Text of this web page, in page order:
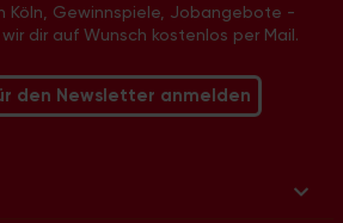
Köln, Gewinnspiele, Jobangebote -
dir auf Wunsch kostenlos per Mail.
den Newsletter anmelden